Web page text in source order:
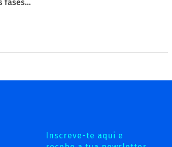
fases…
Inscreve-te aqui e